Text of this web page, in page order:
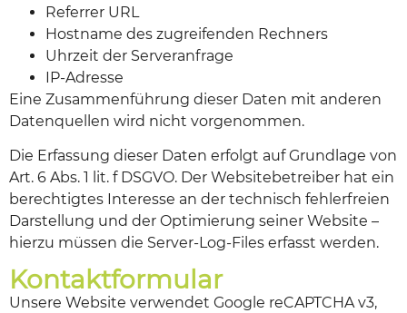
Referrer URL
Hostname des zugreifenden Rechners
Uhrzeit der Serveranfrage
IP-Adresse
Eine Zusammenführung dieser Daten mit anderen
Datenquellen wird nicht vorgenommen.
Die Erfassung dieser Daten erfolgt auf Grundlage von
Art. 6 Abs. 1 lit. f DSGVO. Der Websitebetreiber hat ein
berechtigtes Interesse an der technisch fehlerfreien
Darstellung und der Optimierung seiner Website –
hierzu müssen die Server-Log-Files erfasst werden.
Kontaktformular
Unsere Website verwendet Google reCAPTCHA v3,